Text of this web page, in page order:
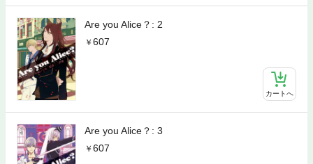
Are you Alice？: 2
607
カートへ
Are you Alice？: 3
607